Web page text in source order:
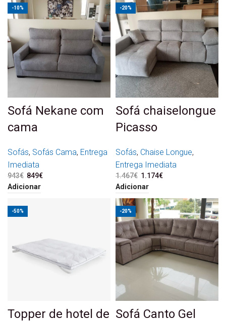
-10%
Sofá Nekane com
cama
Sofás, Sofás Cama, Entrega
Imediata
943€ O preço original era:
943€.
849€
Adicionar
-20%
Sofá chaiselongue
Picasso
Sofás, Chaise Longue,
Entrega Imediata
1.467€ O preço original era:
1.467€.
1.174€
Adicionar
-50%
Topper de hotel de
-20%
Sofá Canto Gel